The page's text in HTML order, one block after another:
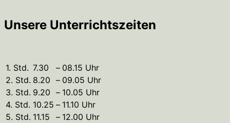
Unsere Unterrichtszeiten
1. Std. 7.30 – 08.15 Uhr
2. Std. 8.20 – 09.05 Uhr
3. Std. 9.20 – 10.05 Uhr
4. Std. 10.25 – 11.10 Uhr
5. Std. 11.15 – 12.00 Uhr